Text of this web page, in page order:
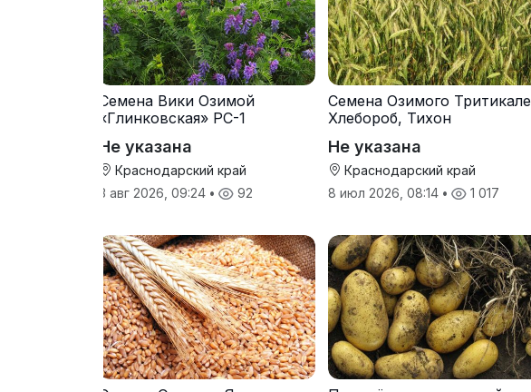
Семена Вики Озимой
«Глинковская» РС-1
Не указана
Краснодарский край
3 авг 2026, 09:24 • 92
Семена Озимого Тритикале
Хлебороб, Тихон
Не указана
Краснодарский край
8 июл 2026, 08:14 • 1 017